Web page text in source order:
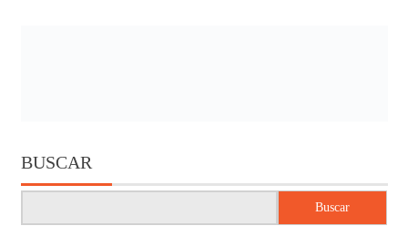
BUSCAR
Buscar